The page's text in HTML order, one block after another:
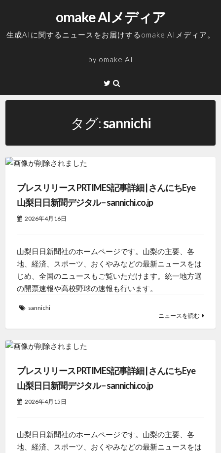
ッ
omake AIメディア
生成AIに関するニュースをお届けするomake AIメディア。
by omake AI
Twitter
タグ:sannichi
プレスリリース PRTIMES記事詳細 | さんにちEye
山梨日日新聞デジタル – sannichi.co.jp
2026年4月16日
山梨日日新聞社のホームページです。山梨の主要、各
地、経済、スポーツ、おくやみなどの最新ニュースをは
じめ、全国のニュースもご覧いただけます。統一地方選
の開票速報や高校野球の速報も行います。
sannichi
ニュースを読む
プレスリリース PRTIMES記事詳細 | さんにちEye
山梨日日新聞デジタル – sannichi.co.jp
2026年4月15日
山梨日日新聞社のホームページです。山梨の主要、各
地、経済、スポーツ、おくやみなどの最新ニュースをは